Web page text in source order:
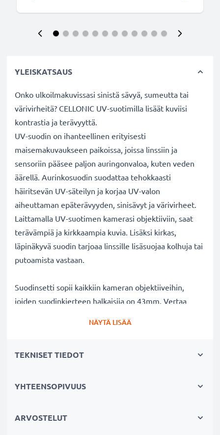
YLEISKATSAUS
Onko ulkoilmakuvissasi sinistä sävyä, sumeutta tai
värivirheitä? CELLONIC UV-suotimilla lisäät kuviisi
kontrastia ja terävyyttä.
UV-suodin on ihanteellinen erityisesti
maisemakuvaukseen paikoissa, joissa linssiin ja
sensoriin pääsee paljon auringonvaloa, kuten veden
äärellä. Aurinkosuodin suodattaa tehokkaasti
häiritsevän UV-säteilyn ja korjaa UV-valon
aiheuttaman epäterävyyden, sinisävyt ja värivirheet.
Laittamalla UV-suotimen kamerasi objektiiviin, saat
terävämpiä ja kirkkaampia kuvia. Lisäksi kirkas,
läpinäkyvä suodin tarjoaa linssille lisäsuojaa kolhuja tai
putoamista vastaan.
Suodinsetti sopii kaikkiin kameran objektiiveihin,
joiden suodinkierteen halkaisija on 43mm. Vertaa
Parempi kuvanlaatu väreistä tai
✔ Terävämpiä ja kirkkaampia kuvia: korjaa UV-valon
NÄYTÄ LISÄÄ
TEKNISET TIEDOT
YHTEENSOPIVUUS
ARVOSTELUT